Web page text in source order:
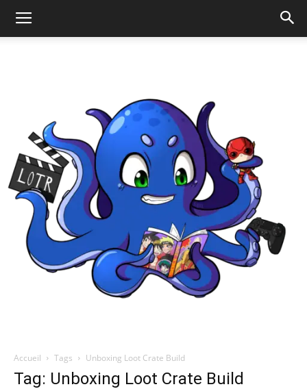
Quatregeek
Accueil Tags Unboxing Loot Crate Build
Tag: Unboxing Loot Crate Build